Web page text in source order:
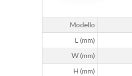
Modello
L (mm)
W (mm)
H (mm)